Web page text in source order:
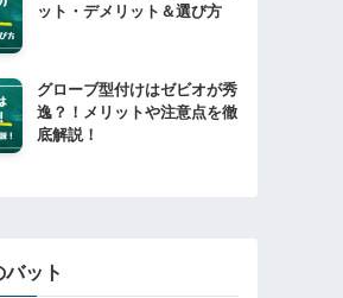
ット・デメリット＆選び方
グローブ型付けはゼビオが秀
逸？！メリットや注意点を徹
底解説！
ット